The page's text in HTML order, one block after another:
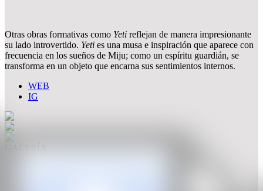
Otras obras formativas como Yeti reflejan de manera impresionante
su lado introvertido. Yeti es una musa e inspiración que aparece con
frecuencia en los sueños de Miju; como un espíritu guardián, se
transforma en un objeto que encarna sus sentimientos internos.
WEB
IG
GALERÍA